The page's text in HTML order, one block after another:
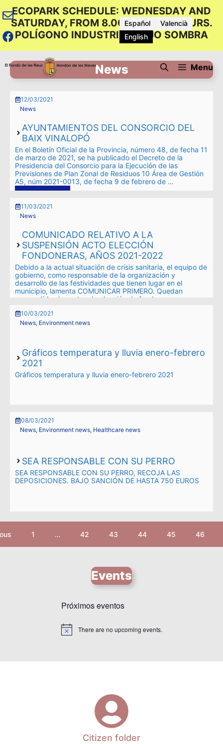
to
content
Español
Valencià
English
Menu
ECOPARK SCHEDULE: WEDNESDAY AND
SATURDAY, FROM 8.00 TO 12.00 HOURS.
POLÍGONO INDUSTRIAL BAJO SOMBRA
News
12/03/2021
News
AYUNTAMIENTOS DEL CONSORCIO DEL
BAIX VINALOPÓ
En el Boletín Oficial de la Provincia, número 48, de fecha 11
de marzo de 2021, se ha publicado el Decreto de la
Presidencia del Consorcio para la Ejecución de las
Previsiones de Plan Zonal de Residuos 10 Área de Gestión
A5, núm 2021-0013, de fecha 9 de febrero de …
11/03/2021
News
COMUNICADO RELATIVO A LA
SUSPENSIÓN ACTO ELECCIÓN
FONDONERAS, AÑOS 2021-2022
Debido a la actual situación de crisis sanitaria, el equipo de
gobierno, como responsable de la organización y
desarrollo de las festividades que tienen lugar en el
municipio, lamenta COMUNICAR PRIMERO. Quedan
suspendidos los actos de elección de fondonera mayor y
Se …
Read more
10/03/2021
News, Environment news
Gráficos temperatura y lluvia enero-febrero
2021
Gráficos temperatura y lluvia enero-febrero 2021
08/03/2021
News, Environment news, Healthcare news
SEA RESPONSABLE CON SU PERRO
SEA RESPONSABLE CON SU PERRO, RECOJA LAS
DEPOSICIONES. BAJO SANCIÓN DE HASTA 750 EUROS
1 … 42 43 44 45 46
Events
Próximos eventos
N
There are no upcoming events.
Citizen folder